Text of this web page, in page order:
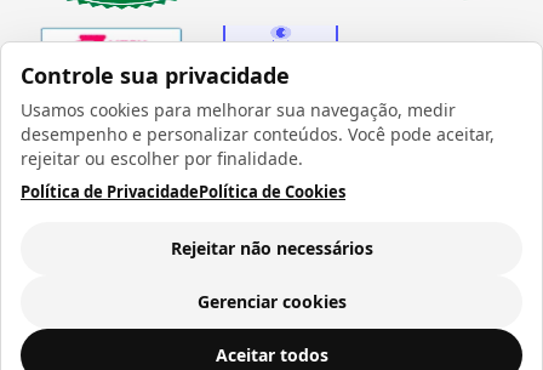
Controle sua privacidade
Usamos cookies para melhorar sua navegação, medir
desempenho e personalizar conteúdos. Você pode aceitar,
rejeitar ou escolher por finalidade.
Política de PrivacidadePolítica de Cookies
Rejeitar não necessários
Gerenciar cookies
Aceitar todos
Copo Térmico de Plástico para Sublimação com Tampa Bico, Alça e Fundo Branco- 475ml
Verificada por
COMÉRCIO LTDA EPP | CNPJ: 07.686.203/0001-22